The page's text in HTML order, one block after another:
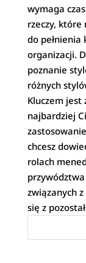
wymaga
rzeczy, które
do pełnienia
organizacji.
poznanie
różnych
Kluczem
najbardziej
chcesz
rolach
związanych
się z